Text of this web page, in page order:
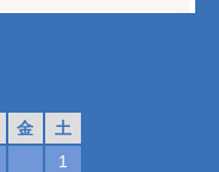
金
土
1